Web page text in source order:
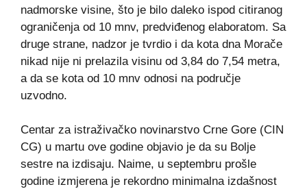
nadmorske visine, što je bilo daleko ispod citiranog
ograničenja od 10 mnv, predviđenog elaboratom. Sa
druge strane, nadzor je tvrdio i da kota dna Morače
nikad nije ni prelazila visinu od 3,84 do 7,54 metra,
a da se kota od 10 mnv odnosi na područje
uzvodno.
Centar za istraživačko novinarstvo Crne Gore (CIN
CG) u martu ove godine objavio je da su Bolje
sestre na izdisaju. Naime, u septembru prošle
godine izmjerena je rekordno minimalna izdašnost